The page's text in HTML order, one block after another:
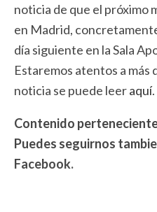
noticia de que el próximo
en Madrid,
día siguiente en la Sala
Estaremos atentos a más
noticia se puede leeraquí.
Contenido
Puedes seguirnos
Facebook.